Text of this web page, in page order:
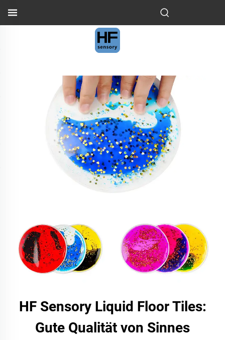
HF Sensory Liquid Floor Tiles:
Gute Qualität von Sinnes